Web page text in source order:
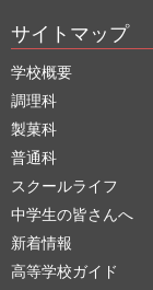
サイトマップ
学校概要
調理科
製菓科
普通科
スクールライフ
中学生の皆さんへ
新着情報
高等学校ガイド